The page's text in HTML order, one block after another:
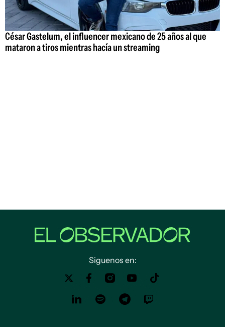
César Gastelum, el influencer mexicano de 25 años al que
mataron a tiros mientras hacía un streaming
Siguenos en: